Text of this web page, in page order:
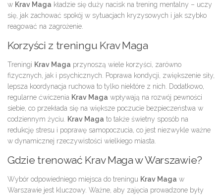
w Krav Maga kładzie się duży nacisk na trening mentalny – uczy
się, jak zachować spokój w sytuacjach kryzysowych i jak szybko
reagować na zagrożenie.
Korzyści z treningu Krav Maga
Treningi Krav Maga przynoszą wiele korzyści, zarówno
fizycznych, jak i psychicznych. Poprawa kondycji, zwiększenie siły,
lepsza koordynacja ruchowa to tylko niektóre z nich. Dodatkowo,
regularne ćwiczenia Krav Maga wpływają na rozwój pewności
siebie, co przekłada się na większe poczucie bezpieczeństwa w
codziennym życiu.
Krav Maga to także świetny sposób na
redukcję stresu i poprawę samopoczucia, co jest niezwykle ważne
w dynamicznej rzeczywistości wielkiego miasta.
Gdzie trenować Krav Maga w Warszawie?
Wybór odpowiedniego miejsca do treningu Krav Maga w
Warszawie jest kluczowy. Ważne, aby zajęcia prowadzone były